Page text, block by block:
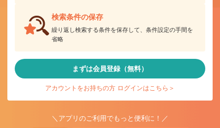
検索条件の保存
繰り返し検索する条件を保存して、条件設定の手間を
省略
まずは会員登録（無料）
アカウントをお持ちの方 ログインはこちら＞
＼アプリのご利用でもっと便利に！／